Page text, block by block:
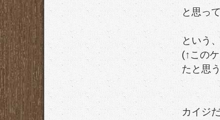
と思っ
という
(↑この
たと思
カイジ